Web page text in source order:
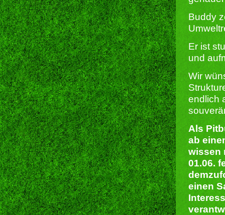
Buddy
Er ist
und
Wir
endlich
Als
ab
wissen
01.06.
einen